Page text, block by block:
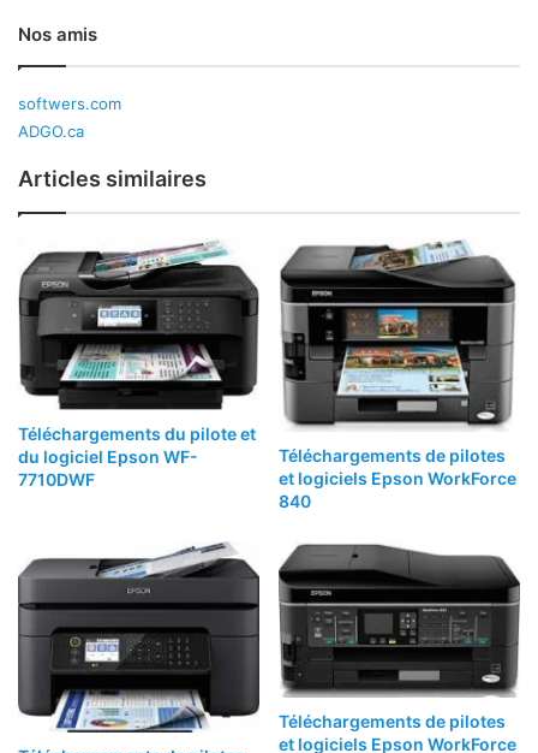
Nos amis
softwers.com
ADGO.ca
Articles similaires
Téléchargements du pilote et
du logiciel Epson WF-
7710DWF
Téléchargements de pilotes
et logiciels Epson WorkForce
840
Téléchargements de pilotes
et logiciels Epson WorkForce